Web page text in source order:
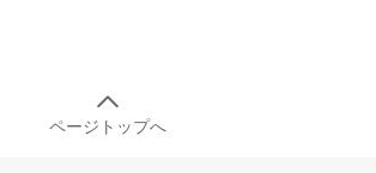
ページトップへ